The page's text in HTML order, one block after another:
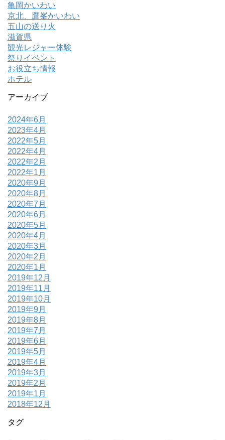
亀岡かいわい
京北、鷹峯かいわい
五山の送り火
滋賀県
観光レジャー体験
祭りイベント
お役立ち情報
ホテル
アーカイブ
2024年6月
2023年4月
2022年5月
2022年4月
2022年2月
2022年1月
2020年9月
2020年8月
2020年7月
2020年6月
2020年5月
2020年4月
2020年3月
2020年2月
2020年1月
2019年12月
2019年11月
2019年10月
2019年9月
2019年8月
2019年7月
2019年6月
2019年5月
2019年4月
2019年3月
2019年2月
2019年1月
2018年12月
タグ